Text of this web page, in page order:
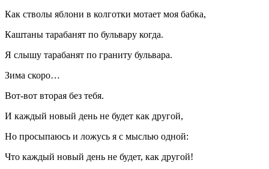
Как стволы яблони в колготки мотает моя бабка,
Каштаны тарабанят по бульвару когда.
Я слышу тарабанят по граниту бульвара.
Зима скоро…
Вот-вот вторая без тебя.
И каждый новый день не будет как другой,
Но просыпаюсь и ложусь я с мыслью одной:
Что каждый новый день не будет, как другой!